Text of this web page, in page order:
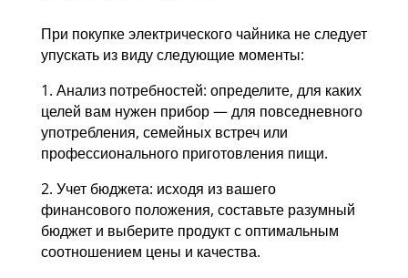
При покупке электрического чайника не следует
упускать из виду следующие моменты:
1. Анализ потребностей: определите, для каких
целей вам нужен прибор — для повседневного
употребления, семейных встреч или
профессионального приготовления пищи.
2. Учет бюджета: исходя из вашего
финансового положения, составьте разумный
бюджет и выберите продукт с оптимальным
соотношением цены и качества.